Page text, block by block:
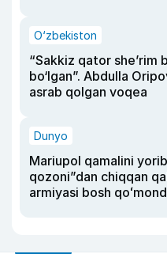
O‘zbekiston
“Sakkiz qator she’rim
bo‘lgan”. Abdulla
asrab qolgan voqea
Dunyo
Mariupol qamalini
qozoni”dan chiqqan
armiyasi bosh